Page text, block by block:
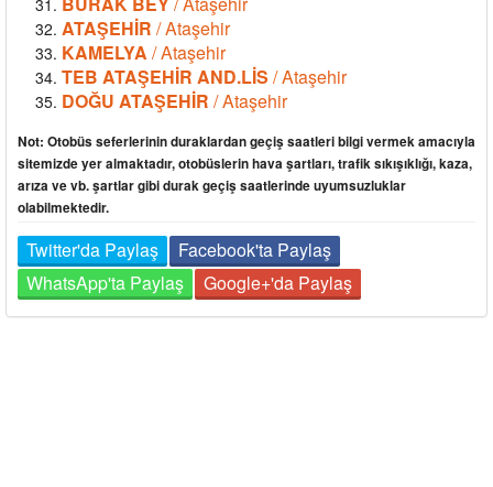
ATAŞEHİR / Ataşehir
KAMELYA / Ataşehir
TEB ATAŞEHİR AND.LİS / Ataşehir
DOĞU ATAŞEHİR / Ataşehir
Not: Otobüs seferlerinin duraklardan geçiş saatleri bilgi vermek amacıyla
sitemizde yer almaktadır, otobüslerin hava şartları, trafik sıkışıklığı, kaza,
arıza ve vb. şartlar gibi durak geçiş saatlerinde uyumsuzluklar
olabilmektedir.
Twitter'da Paylaş
Facebook'ta Paylaş
WhatsApp'ta Paylaş
Google+'da Paylaş